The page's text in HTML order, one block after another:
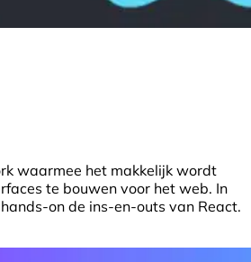
waarmee het makkelijk wordt
te bouwen voor het web. In
on de ins-en-outs van React.